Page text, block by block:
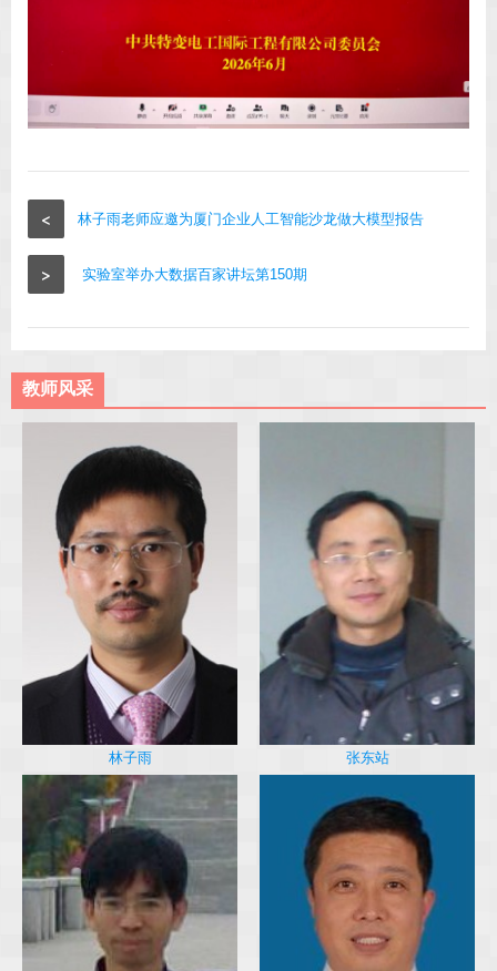
< 林子雨老师应邀为厦门企业人工智能沙龙做大模型报告
> 实验室举办大数据百家讲坛第150期
教师风采
林子雨 张东站